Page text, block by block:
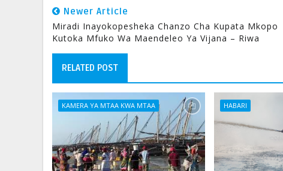
Newer Article
Miradi Inayokopesheka Chanzo Cha Kupata Mkopo
Kutoka Mfuko Wa Maendeleo Ya Vijana – Riwa
RELATED POST
KAMERA YA MTAA KWA MTAA HABARI